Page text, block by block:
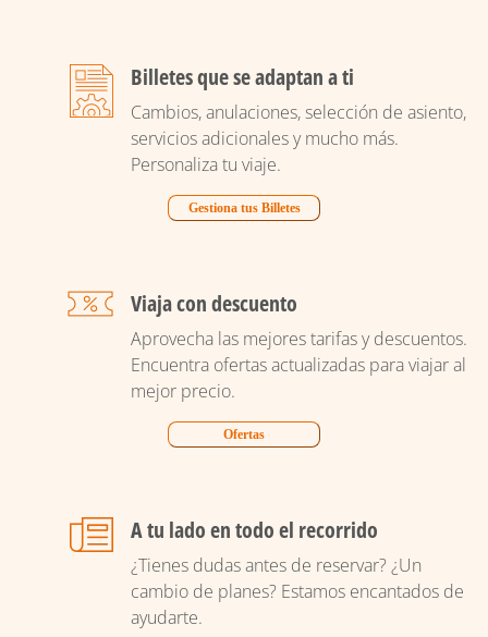
Billetes que se adaptan a ti
Cambios, anulaciones, selección de asiento,
servicios adicionales y mucho más.
Personaliza tu viaje.
Gestiona tus Billetes
Viaja con descuento
Aprovecha las mejores tarifas y descuentos.
Encuentra ofertas actualizadas para viajar al
mejor precio.
Ofertas
A tu lado en todo el recorrido
¿Tienes dudas antes de reservar? ¿Un
cambio de planes? Estamos encantados de
ayudarte.